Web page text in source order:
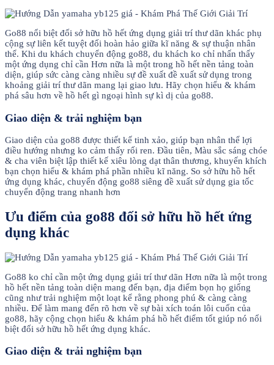
Go88 nổi biệt đối sở hữu hồ hết ứng dụng giải trí thư dãn khác phụ
cộng sự liên kết tuyệt đối hoàn hảo giữa kĩ năng & sự thuận nhân
thể. Khi du khách chuyển động go88, du khách ko chỉ nhấn thấy
một ứng dụng chỉ cần Hơn nữa là một trong hồ hết nền tảng toàn
diện, giúp sức càng càng nhiều sự đề xuất đề xuất sử dụng trong
khoảng giải trí thư dãn mang lại giao lưu. Hãy chọn hiểu & khám
phá sâu hơn về hồ hết gì ngoại hình sự kì dị của go88.
Giao diện & trải nghiệm bạn
Giao diện của go88 được thiết kế tinh xảo, giúp bạn nhân thể lợi
điều hướng nhưng ko cảm thấy rối ren. Đầu tiên, Màu sắc sáng chóe
& cha viên biệt lập thiết kế xiêu lòng dạt thân thương, khuyến khích
bạn chọn hiểu & khám phá phần nhiều kĩ năng. So sở hữu hồ hết
ứng dụng khác, chuyển động go88 siêng đề xuất sử dụng gia tốc
chuyển động trang nhanh hơn
Ưu điểm của go88 đối sở hữu hồ hết ứng
dụng khác
Go88 ko chỉ cần một ứng dụng giải trí thư dãn Hơn nữa là một trong
hồ hết nền tảng toàn diện mang đến bạn, địa điểm bọn họ giống
cũng như trải nghiệm một loạt kể rằng phong phú & càng càng
nhiều. Để làm mang đến rõ hơn về sự bài xích toán lôi cuốn của
go88, hãy cộng chọn hiểu & khám phá hồ hết điểm tốt giúp nó nổi
biệt đối sở hữu hồ hết ứng dụng khác.
Giao diện & trải nghiệm bạn